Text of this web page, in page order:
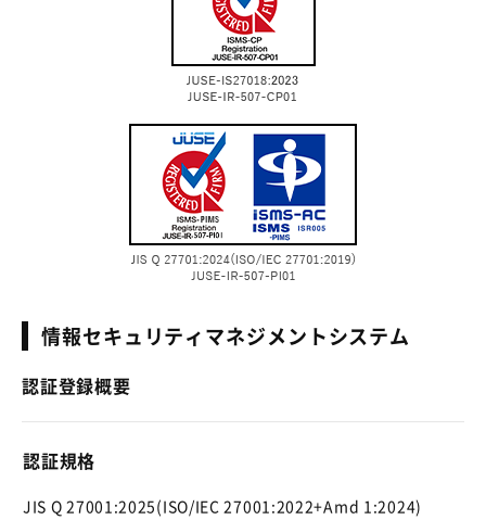
情報セキュリティマネジメントシステム
認証登録概要
認証規格
JIS Q 27001:2025(ISO/IEC 27001:2022+Amd 1:2024)